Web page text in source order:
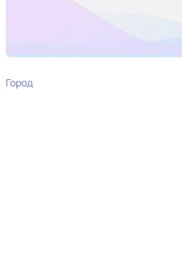
Город